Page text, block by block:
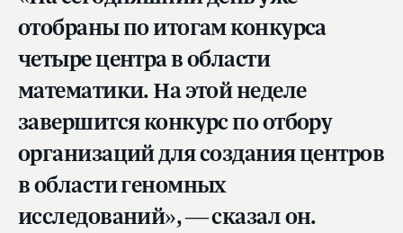
отобраны по итогам конкурса
четыре центра в области
математики. На этой неделе
завершится конкурс по отбору
организаций для создания центров
в области геномных
исследований», — сказал он.